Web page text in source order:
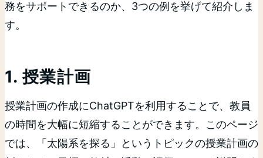
務をサポートできるのか、3つの例を挙げて紹介しま
す。
1. 授業計画
授業計画の作成にChatGPTを利用することで、教員
の時間を大幅に短縮することができます。このページ
では、「太陽系を探る」というトピックの授業計画の